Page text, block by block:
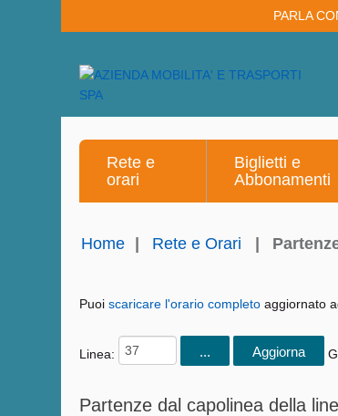
PARLA
Rete e
orari
Biglietti e
Abbonamenti
Home Rete e Orari
Puoi scaricare l'orario completo aggiornato
Linea:
Partenze dal capolinea della